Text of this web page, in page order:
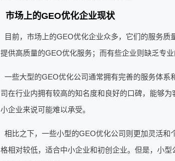
市场上的GEO优化企业现状
目前，市场上的GEO优化企业众多，它们的服务
提供高质量的GEO优化服务；而有些企业则缺乏专
一些大型的GEO优化公司通常拥有完善的服务体
司在行业内拥有较高的知名度和良好的口碑，能够
小企业来说可能难以承受。
相比之下，一些小型的GEO优化公司则更加灵活
格相对较低，适合中小企业和初创企业。但是，小